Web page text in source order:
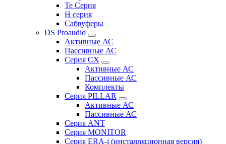
Te Серия
H серия
Сабвуферы
DS Proaudio
Активные АС
Пассивные АС
Серия CX
Активные АС
Пассивные АС
Комплекты
Серия PILLAR
Активные АС
Пассивные АС
Серия ANT
Серия MONITOR
Серия ERA-i (инсталляционная версия)